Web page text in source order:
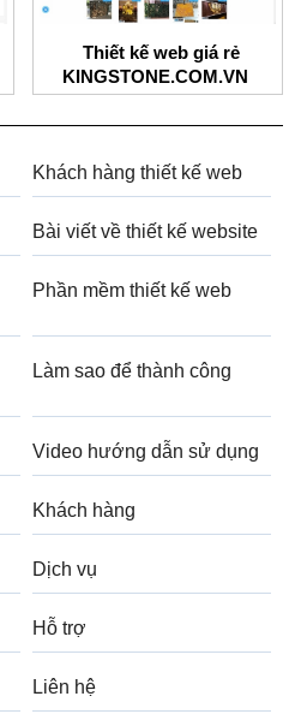
Thiết kế web giá rẻ
KINGSTONE.COM.VN
Khách hàng thiết kế web
Bài viết về thiết kế website
Phần mềm thiết kế web
Làm sao để thành công
Video hướng dẫn sử dụng
Khách hàng
Dịch vụ
Hỗ trợ
Liên hệ